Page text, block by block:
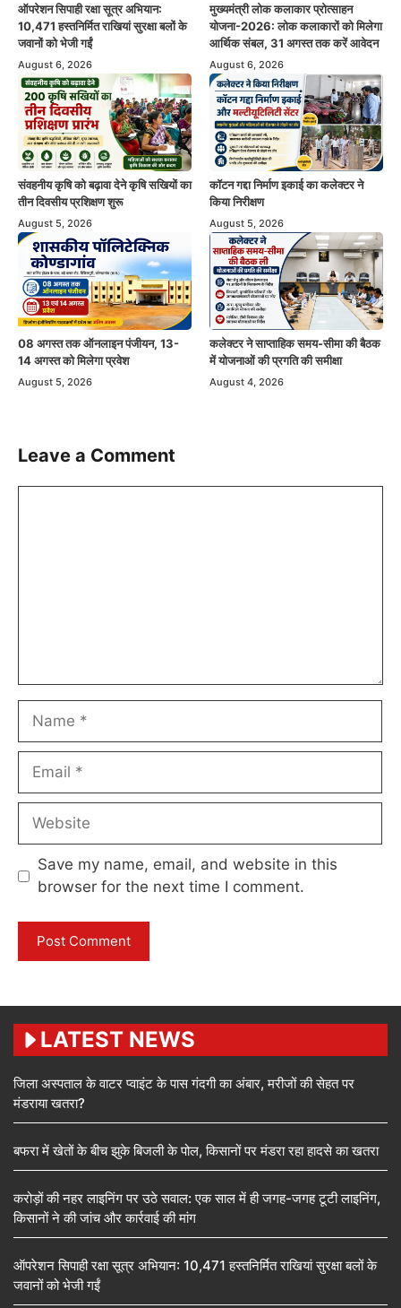
ऑपरेशन सिपाही रक्षा सूत्र अभियान:
10,471 हस्तनिर्मित राखियां सुरक्षा बलों के
जवानों को भेजी गईं
August 6, 2026
मुख्यमंत्री लोक कलाकार प्रोत्साहन
योजना-2026: लोक कलाकारों को मिलेगा
आर्थिक संबल, 31 अगस्त तक करें आवेदन
August 6, 2026
संवहनीय कृषि को बढ़ावा देने कृषि सखियों का
तीन दिवसीय प्रशिक्षण शुरू
August 5, 2026
कॉटन गद्दा निर्माण इकाई का कलेक्टर ने
किया निरीक्षण
August 5, 2026
08 अगस्त तक ऑनलाइन पंजीयन, 13-
14 अगस्त को मिलेगा प्रवेश
August 5, 2026
कलेक्टर ने साप्ताहिक समय-सीमा की बैठक
में योजनाओं की प्रगति की समीक्षा
August 4, 2026
Leave a Comment
Name
Email
Website
Save my name, email, and website in this
browser for the next time I comment.
LATEST NEWS
जिला अस्पताल के वाटर प्वाइंट के पास गंदगी का अंबार, मरीजों की सेहत पर
मंडराया खतरा?
बफरा में खेतों के बीच झुके बिजली के पोल, किसानों पर मंडरा रहा हादसे का खतरा
करोड़ों की नहर लाइनिंग पर उठे सवाल: एक साल में ही जगह-जगह टूटी लाइनिंग,
किसानों ने की जांच और कार्रवाई की मांग
ऑपरेशन सिपाही रक्षा सूत्र अभियान: 10,471 हस्तनिर्मित राखियां सुरक्षा बलों के
जवानों को भेजी गईं